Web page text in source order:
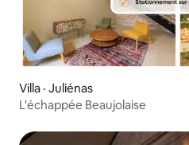
Villa · Juliénas
L'échappée Beaujolaise